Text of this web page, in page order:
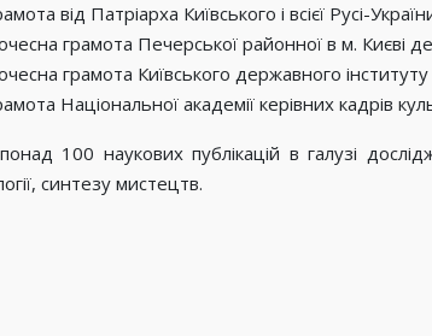
від Патріарха Київського і всієї Русі-
грамота Печерської районної в м. Києві
грамота Київського державного
Національної академії керівних кадрів
100 наукових публікацій в галузі
синтезу мистецтв.